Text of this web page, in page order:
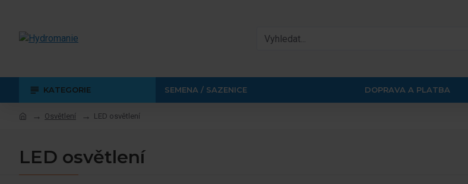
KATEGORIE SEMENA / SAZENICE DOPRAVA A PLATBA
Osvětlení LED osvětlení
LED osvětlení